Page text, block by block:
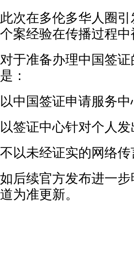
此次在多伦多华人圈
个案经验在传播过程
对于准备办理中国签
是：
以中国签证申请服务
以签证中心针对个人
不以未经证实的网络
如后续官方发布进一
道为准更新。